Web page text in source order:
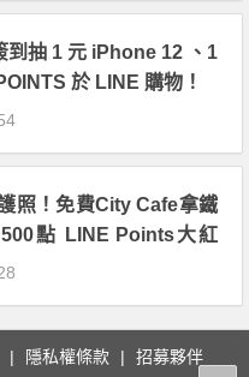
到抽 1 元 iPhone 12 、1
於 LINE 購物！
照！免費City Cafe拿鐵
點 LINE Points大紅
隱私權條款 招募夥伴